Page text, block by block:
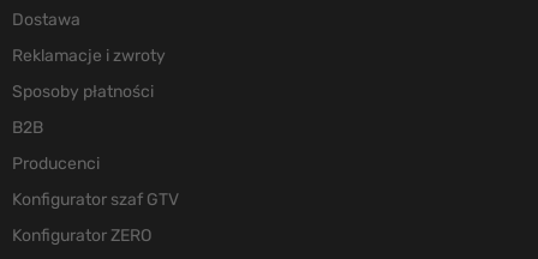
Dostawa
Reklamacje i zwroty
Sposoby płatności
B2B
Producenci
Konfigurator szaf GTV
Konfigurator ZERO